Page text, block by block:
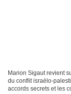
Marion Sigaut revient
du conflit israélo-
accords secrets et les